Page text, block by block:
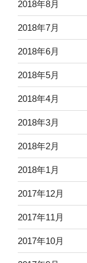
2018年8月
2018年7月
2018年6月
2018年5月
2018年4月
2018年3月
2018年2月
2018年1月
2017年12月
2017年11月
2017年10月